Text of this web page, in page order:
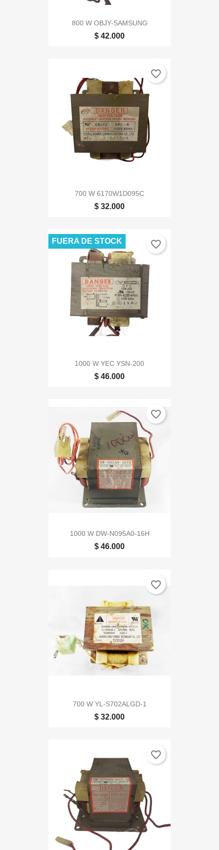
800 W OBJY-SAMSUNG
$ 42.000
700 W 6170W1D095C
$ 32.000
favorite_border
1000 W YEC YSN-200
$ 46.000
FUERA DE STOCK favorite_border
1000 W DW-N095A0-16H
$ 46.000
favorite_border
700 W YL-S702ALGD-1
$ 32.000
favorite_border
favorite_border